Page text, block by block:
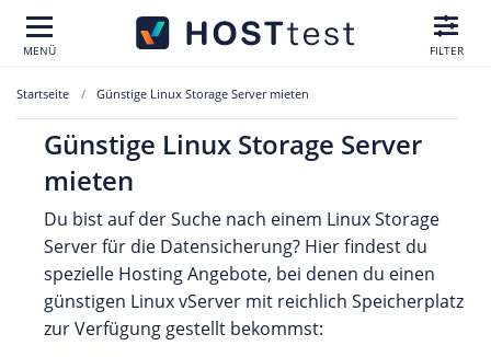
MENÜ FILTER
Startseite Günstige Linux Storage Server mieten
Günstige Linux Storage Server
mieten
Du bist auf der Suche nach einem Linux Storage
Server für die Datensicherung? Hier findest du
spezielle Hosting Angebote, bei denen du einen
günstigen Linux vServer mit reichlich Speicherplatz
zur Verfügung gestellt bekommst: